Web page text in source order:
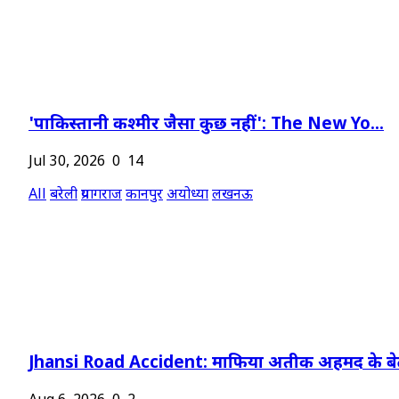
'पाकिस्तानी कश्मीर जैसा कुछ नहीं': The New Yo...
Jul 30, 2026 0 14
Allबरेलीप्रयागराजकानपुरअयोध्यालखनऊ
Jhansi Road Accident: माफिया अतीक अहमद के